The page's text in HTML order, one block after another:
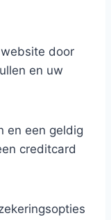
door
en uw
en een geldig
creditcard